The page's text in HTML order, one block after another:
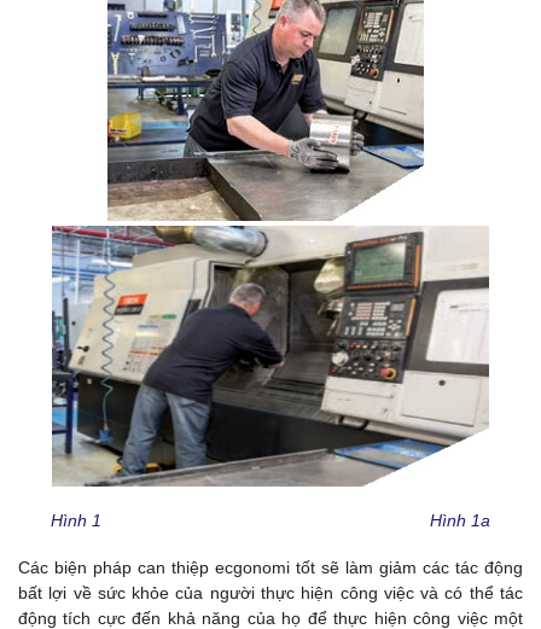
Hình 1 Hình 1a
Các biện pháp can thiệp ecgonomi tốt sẽ làm giảm các tác động
bất lợi về sức khỏe của người thực hiện công việc và có thể tác
động tích cực đến khả năng của họ để thực hiện công việc một